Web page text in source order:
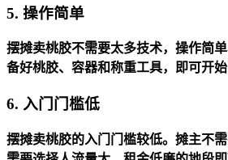
5. 操作简单
摆摊卖桃胶不需要太多技术，操作简
备好桃胶、容器和称重工具，即可开始
6. 入门门槛低
摆摊卖桃胶的入门门槛较低。摊主不